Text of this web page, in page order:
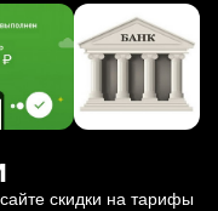
скидки на тарифы